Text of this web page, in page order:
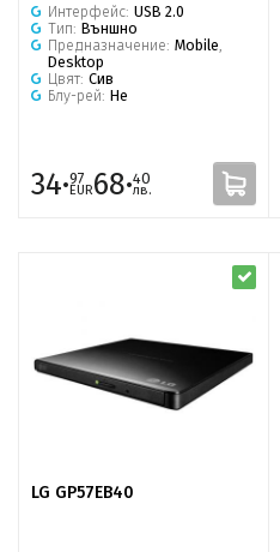
Интерфейс: USB 2.0
Тип: Външно
Предназначение: Mobile,
Desktop
Цвят: Сив
Блу-рей: Не
34·97
EUR68·40
лв.
LG GP57EB40